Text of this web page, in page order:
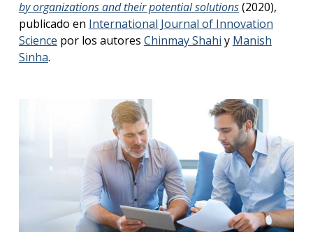
by organizations and their potential solutions(2020),
publicado en International Journal of Innovation
Science por los autores Chinmay Shahi y Manish
Sinha.